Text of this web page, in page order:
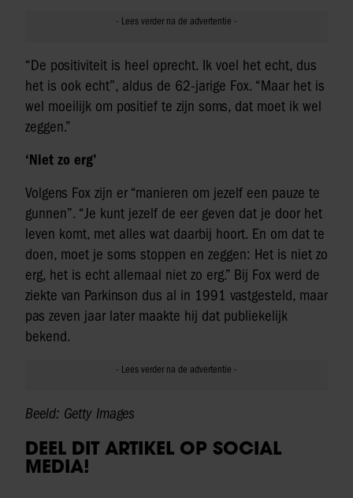
“De positiviteit is heel oprecht. Ik voel het echt, dus
het is ook echt”, aldus de 62-jarige Fox. “Maar het is
wel moeilijk om positief te zijn soms, dat moet ik wel
zeggen.”
‘Niet zo erg’
Volgens Fox zijn er “manieren om jezelf een pauze te
gunnen”. “Je kunt jezelf de eer geven dat je door het
leven komt, met alles wat daarbij hoort. En om dat te
doen, moet je soms stoppen en zeggen: Het is niet zo
erg, het is echt allemaal niet zo erg.” Bij Fox werd de
ziekte van Parkinson dus al in 1991 vastgesteld, maar
pas zeven jaar later maakte hij dat publiekelijk
bekend.
Beeld: Getty Images
DEEL DIT ARTIKEL OP SOCIAL
MEDIA!